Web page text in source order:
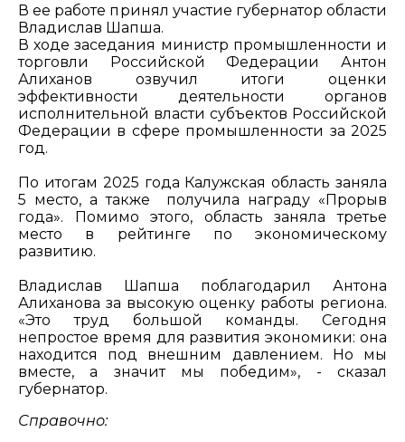
В ее работе принял участие губернатор области
Владислав Шапша.
В ходе заседания министр промышленности и
торговли Российской Федерации Антон
Алиханов озвучил итоги оценки
эффективности деятельности органов
исполнительной власти субъектов Российской
Федерации в сфере промышленности за 2025
год.
По итогам 2025 года Калужская область заняла
5 место, а также получила награду «Прорыв
года». Помимо этого, область заняла третье
место в рейтинге по экономическому
развитию.
Владислав Шапша поблагодарил Антона
Алиханова за высокую оценку работы региона.
«Это труд большой команды. Сегодня
непростое время для развития экономики: она
находится под внешним давлением. Но мы
вместе, а значит мы победим», - сказал
губернатор.
Справочно: